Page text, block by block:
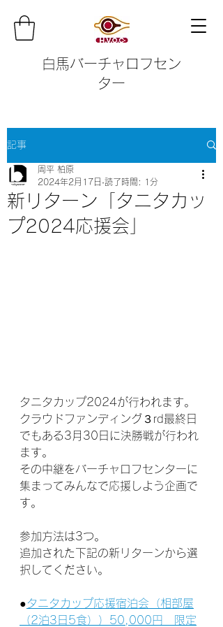
白馬バーチャロフセン
ター
記事
新リターン「タニタカッ
プ2024応援会」
周平 柏原
2024年2月17日 読了時間: 1分
タニタカップ2024が行われます。
クラウドファンディング３rd最終日
でもある3月30日に決勝戦が行われ
ます。
その中継をバーチャロフセンターに
集まってみんなで応援しよう企画で
す。
参加方法は3つ。
追加された下記の新リターンから選
択してください。
●タニタカップ応援宿泊会（相部屋
（2泊3日5食））50,000円　限定